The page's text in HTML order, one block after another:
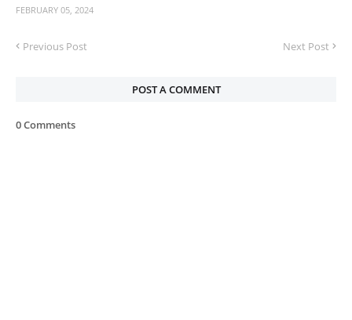
FEBRUARY 05, 2024
Previous Post Next Post
POST A COMMENT
0 Comments